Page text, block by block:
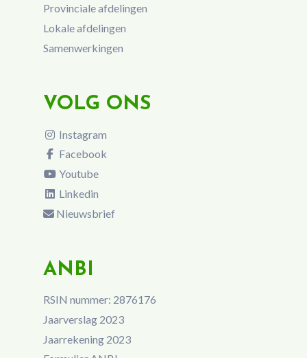
Provinciale afdelingen
Lokale afdelingen
Samenwerkingen
VOLG ONS
Instagram
Facebook
Youtube
Linkedin
Nieuwsbrief
ANBI
RSIN nummer: 2876176
Jaarverslag 2023
Jaarrekening 2023